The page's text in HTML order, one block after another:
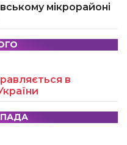
мікрорайоні
в